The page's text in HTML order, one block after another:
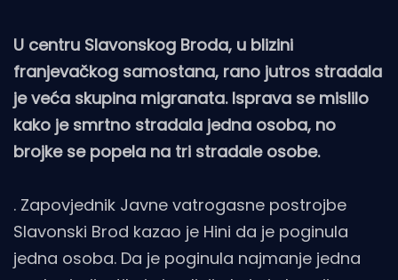
U centru Slavonskog Broda, u blizini
franjevačkog samostana, rano jutros stradala
je veća skupina migranata. Isprava se mislilo
kako je smrtno stradala jedna osoba, no
brojke se popela na tri stradale osobe.
. Zapovjednik Javne vatrogasne postrojbe
Slavonski Brod kazao je Hini da je poginula
jedna osoba. Da je poginula najmanje jedna